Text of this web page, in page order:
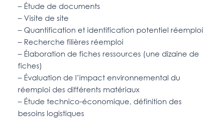
– Étude de documents
– Visite de site
– Quantification et identification potentiel réemploi
– Recherche filières réemploi
– Élaboration de fiches ressources (une dizaine de
fiches)
– Évaluation de l’impact environnemental du
réemploi des différents matériaux
– Étude technico-économique, définition des
besoins logistiques